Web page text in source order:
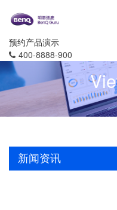
预约产品演示
400-8888-900
新闻资讯